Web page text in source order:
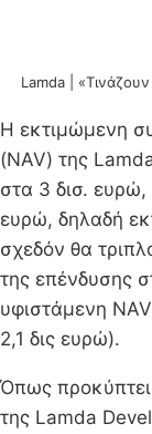
Lamda |
Η εκτιμώμενη
(NAV) της
στα 3 δισ. ευρώ,
ευρώ, δηλαδή
σχεδόν θα
της επένδυσης
υφιστάμενη
2,1 δις ευρώ).
Όπως
της Lamda